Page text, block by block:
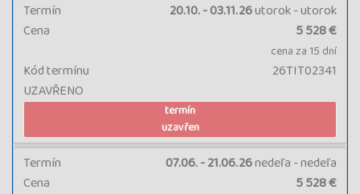
Termín 07.06. - 21.06.26nedeľa - nedeľa
Cena 5 528 €
Termín 20.10. - 03.11.26utorok - utorok
UZAVŘENO
Kód termínu 26TIT02341
Cena 5 528 €
cena za 15 dní
termín
uzavřen